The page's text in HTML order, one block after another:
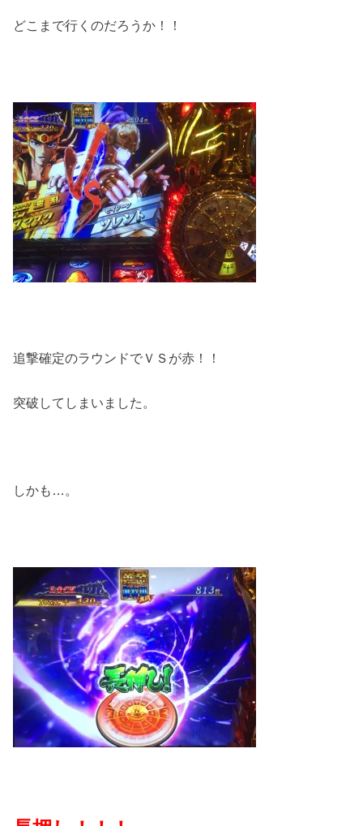
どこまで行くのだろうか！！
追撃確定のラウンドでＶＳが赤！！
突破してしまいました。
しかも…。